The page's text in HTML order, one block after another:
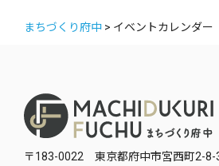
まちづくり府中 > イベントカレンダー
〒183-0022 東京都府中市宮西町2-